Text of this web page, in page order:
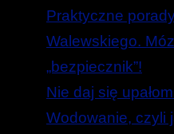
Praktyczne
Walewskiego.
„bezpiecznik”!
Nie daj się
Wodowanie, czyli